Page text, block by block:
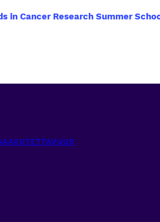
in Cancer Research Summer